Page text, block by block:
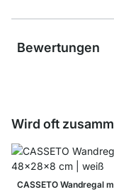
Bewertungen
Wird oft
CASSETO Wandregal